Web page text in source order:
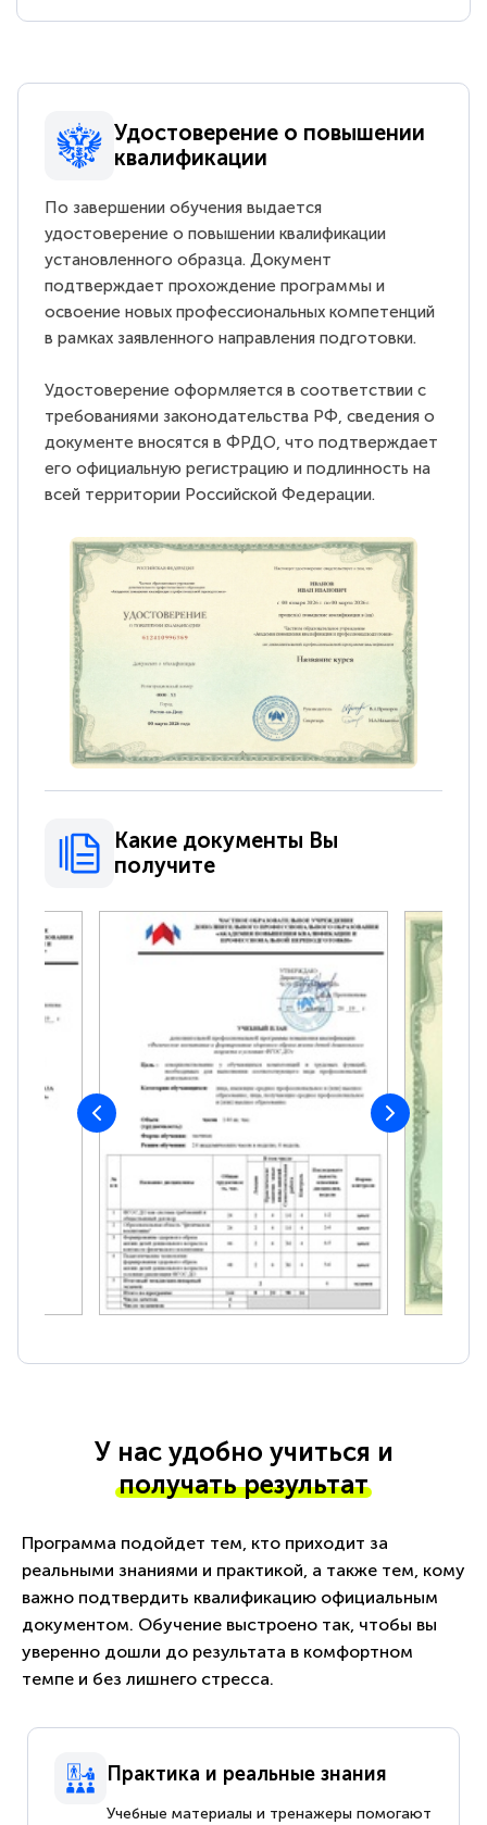
Удостоверение о повышении
квалификации
По завершении обучения выдается
удостоверение о повышении квалификации
установленного образца. Документ
подтверждает прохождение программы и
освоение новых профессиональных компетенций
в рамках заявленного направления подготовки.
Удостоверение оформляется в соответствии с
требованиями законодательства РФ, сведения о
документе вносятся в ФРДО, что подтверждает
его официальную регистрацию и подлинность на
всей территории Российской Федерации.
Какие документы Вы
получите
У нас удобно учиться и
получать результат
Программа подойдет тем, кто приходит за
реальными знаниями и практикой, а также тем, кому
важно подтвердить квалификацию официальным
документом. Обучение выстроено так, чтобы вы
уверенно дошли до результата в комфортном
темпе и без лишнего стресса.
Практика и реальные знания
Учебные материалы и тренажеры помогают